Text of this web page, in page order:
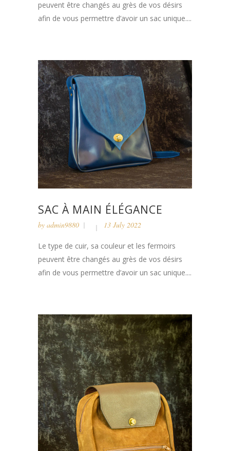
peuvent être changés au grès de vos désirs
afin de vous permettre d’avoir un sac unique....
SAC À MAIN ÉLÉGANCE
by admin9880 13 July 2022
Le type de cuir, sa couleur et les fermoirs
peuvent être changés au grès de vos désirs
afin de vous permettre d’avoir un sac unique....